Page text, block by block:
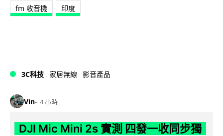
fm 收音機 印度
3C科技 家居無線 影音產品
Vin 4 小時
DJI Mic Mini 2s 實測 四發一收同步獨